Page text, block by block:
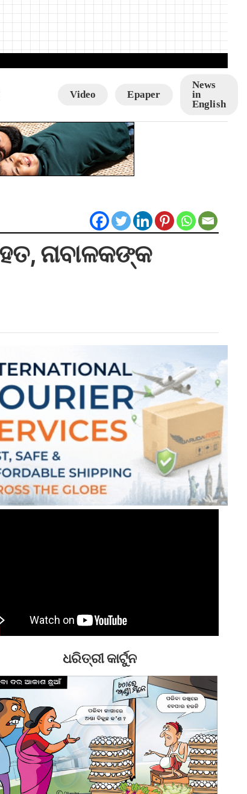
Video Epaper
News
in
English
ନାବାଳକଙ୍କ
ଧରିତ୍ରୀ କାର୍ଟୁନ